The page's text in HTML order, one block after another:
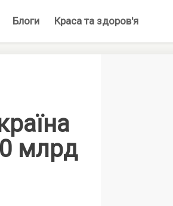
Блоги Краса та здоров'я
млрд